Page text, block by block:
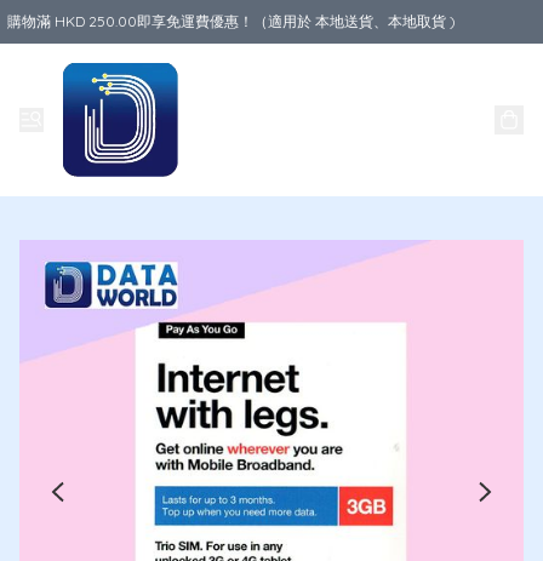
購物滿 HKD 250.00即享免運費優惠！（適用於 本地送貨、本地取貨 )